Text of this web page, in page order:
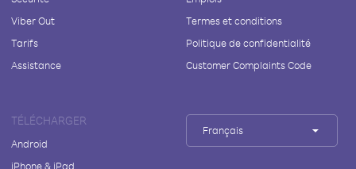
Viber Out
Tarifs
Assistance
Termes et conditions
Politique de confidentialité
Customer Complaints Code
TÉLÉCHARGER
Android
iPhone & iPad
Français